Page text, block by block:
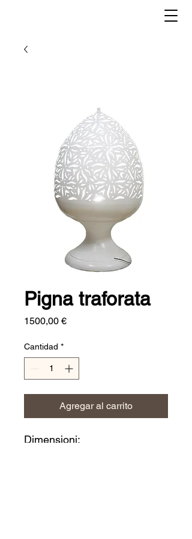
Pigna traforata
1500,00 €Precio
Cantidad *
Agregar al carrito
Dimensioni: